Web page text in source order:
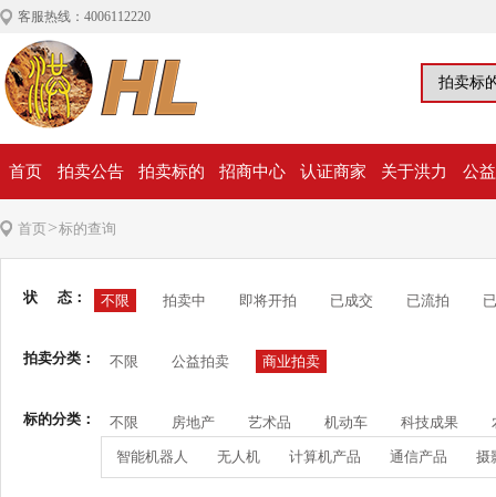
客服热线：4006112220
首页 拍卖公告 拍卖标的 招商中心 认证商家 关于洪力 公
首页>标的查询
状 态： 不限 拍卖中 即将开拍 已成交 已流拍
拍卖分类： 不限 公益拍卖 商业拍卖
标的分类： 不限 房地产 艺术品 机动车 科技成果
智能机器人 无人机 计算机产品 通信产品 摄